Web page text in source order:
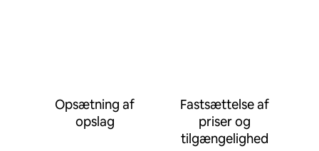
Opsætning af
opslag
Fastsættelse af
priser og
tilgængelighed